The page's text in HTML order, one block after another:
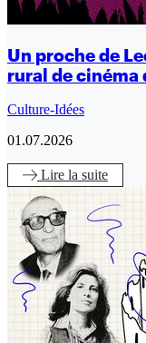
Un proche de
rural de cinéma
Culture-Idées
01.07.2026
Lire la suite